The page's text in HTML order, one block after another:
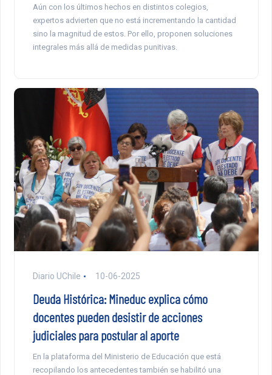
Aún con los últimos hechos en distintos colegios,
expertos advierten que no está incrementando la cantidad
sino la magnitud de estos. Por ello, proponen soluciones
integrales más allá de medidas punitivas.
Diario UChile 10-06-2025
Deuda Histórica: Mineduc explica cómo
docentes pueden desistir de acciones
judiciales para postular al aporte
En la plataforma del Ministerio de Educación que está
recopilando los antecedentes también se habilitó una